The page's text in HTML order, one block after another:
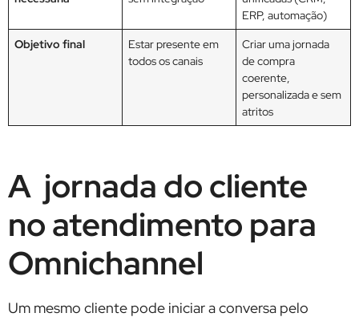
ERP, automação)
Objetivo final
Estar presente em
todos os canais
Criar uma jornada
de compra
coerente,
personalizada e sem
atritos
A jornada do cliente
no atendimento para
Omnichannel
Um mesmo cliente pode iniciar a conversa pelo